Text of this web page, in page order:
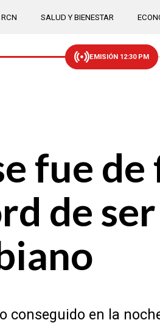
SALUD Y BIENESTAR
EMISIÓN 12:30 PM
fue de
de
conseguido en la